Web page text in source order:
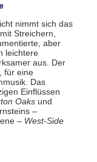
nimmt sich das
Streichern,
aber
leichtere
aus. Der
für eine
Das
Einflüssen
Oaksund
–
– West-Side